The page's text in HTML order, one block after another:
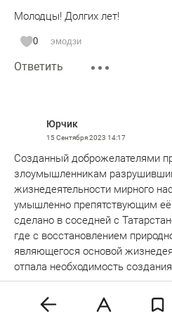
Молодцы! Долгих лет!
0 эмодзи
Ответить
Юрчик
15 Сентября 2023 14:17
Созданный доброжелателями
злоумышленникам
жизнедеятельности мирного
умышленно препятствующим
сделано в соседней с
где с восстановлением
являющегося основой
отпала необходимость
Ответить